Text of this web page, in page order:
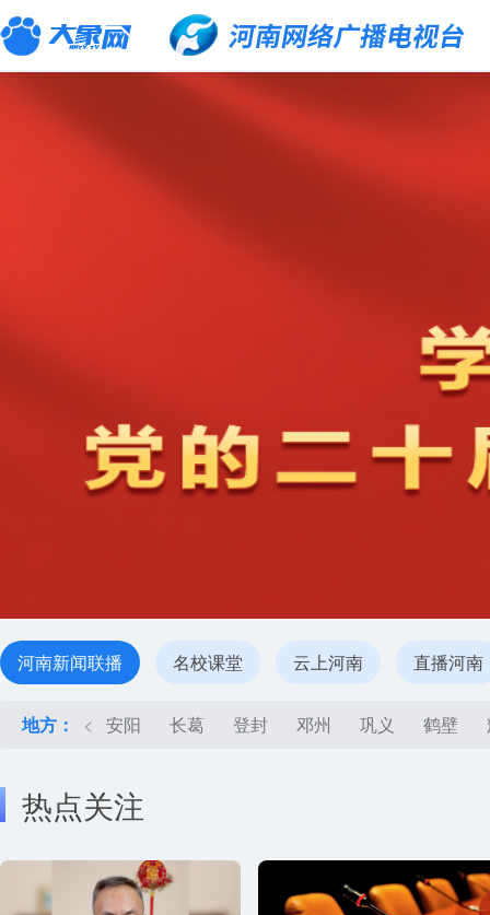
河南新闻联播 名校课堂 云上河南 直播河南
地方： < 安阳 长葛 登封 邓州 巩义 鹤壁
热点关注